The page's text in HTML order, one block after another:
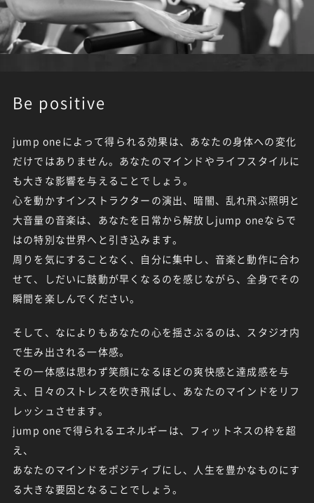
Be positive
jump oneによって得られる効果は、あなたの身体への変化
だけではありません。あなたのマインドやライフスタイルに
も大きな影響を与えることでしょう。
心を動かすインストラクターの演出、暗闇、乱れ飛ぶ照明と
大音量の音楽は、あなたを日常から解放しjump oneならで
はの特別な世界へと引き込みます。
周りを気にすることなく、自分に集中し、音楽と動作に合わ
せて、しだいに鼓動が早くなるのを感じながら、全身でその
瞬間を楽しんでください。
そして、なによりもあなたの心を揺さぶるのは、スタジオ内
で生み出される一体感。
その一体感は思わず笑顔になるほどの爽快感と達成感を与
え、日々のストレスを吹き飛ばし、あなたのマインドをリフ
レッシュさせます。
jump oneで得られるエネルギーは、フィットネスの枠を超
え、
あなたのマインドをポジティブにし、人生を豊かなものにす
る大きな要因となることでしょう。